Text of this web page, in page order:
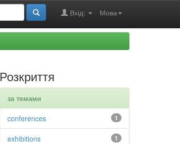
Мова
Вхід:
Розкриття
за темами
1
conferences
1
exhibitions